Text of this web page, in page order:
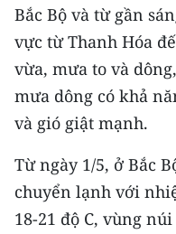
E-Magazine
Video
Media Chính trị
Media Văn hóa
Media Xã hội
Bắc Bộ và từ gần
vực từ Thanh Hóa
vừa, mưa to và
mưa dông có khả
và gió giật mạnh.
Từ ngày 1/5, ở Bắc
chuyển lạnh với
18-21 độ C, vùng